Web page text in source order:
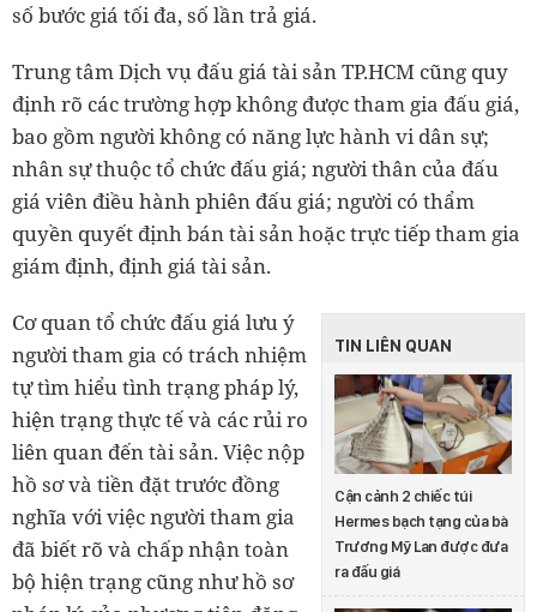
số bước giá tối đa, số lần trả giá.
Trung tâm Dịch vụ đấu giá tài sản TP.HCM cũng quy
định rõ các trường hợp không được tham gia đấu giá,
bao gồm người không có năng lực hành vi dân sự;
nhân sự thuộc tổ chức đấu giá; người thân của đấu
giá viên điều hành phiên đấu giá; người có thẩm
quyền quyết định bán tài sản hoặc trực tiếp tham gia
giám định, định giá tài sản.
TIN LIÊN QUAN
Cận cảnh 2 chiếc túi
Hermes bạch tạng của bà
Trương Mỹ Lan được đưa
ra đấu giá
Cơ quan tổ chức đấu giá lưu ý
người tham gia có trách nhiệm
tự tìm hiểu tình trạng pháp lý,
hiện trạng thực tế và các rủi ro
liên quan đến tài sản. Việc nộp
hồ sơ và tiền đặt trước đồng
nghĩa với việc người tham gia
đã biết rõ và chấp nhận toàn
bộ hiện trạng cũng như hồ sơ